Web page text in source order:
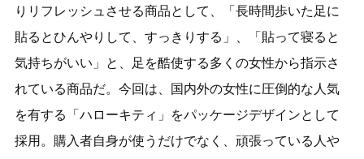
りリフレッシュさせる商品として、「長時間歩いた足に
貼るとひんやりして、すっきりする」、「貼って寝ると
気持ちがいい」と、足を酷使する多くの女性から指示さ
れている商品だ。今回は、国内外の女性に圧倒的な人気
を有する「ハローキティ」をパッケージデザインとして
採用。購入者自身が使うだけでなく、頑張っている人や